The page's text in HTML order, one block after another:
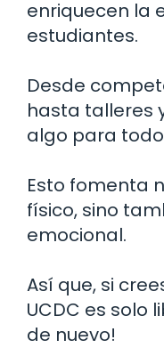
enriquecen la
estudiantes.
Desde
hasta talleres
algo para
Esto fomenta
físico, sino
emocional.
Así que, si
UCDC es solo
de nuevo!